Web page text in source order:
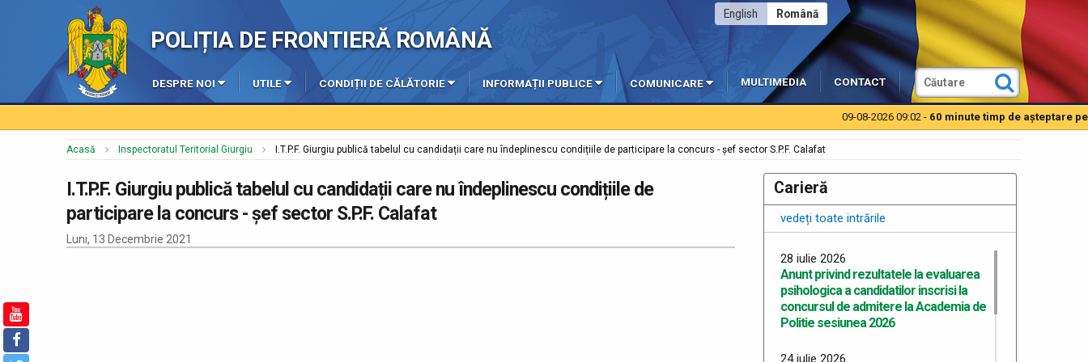
POLIȚIA DE FRONTIERĂ ROMÂNĂ
Română
English
DESPRE NOI UTILE CONDIȚII DE CĂLĂTORIE INFORMAȚII PUBLICE COMUNICARE MULTIMEDIA CONTACT
09-08-2026 09:02 -60 minute timp de aşteptare
Acasă Inspectoratul Teritorial Giurgiu I.T.P.F. Giurgiu publică tabelul cu candidații care nu îndeplinescu condițiile de participare la concurs - șef sector S.P.F. Calafat
I.T.P.F. Giurgiu publică tabelul cu candidații care nu îndeplinescu condițiile de
participare la concurs - șef sector S.P.F. Calafat
Luni, 13 Decembrie 2021
Carieră
vedeți toate intrările
28 iulie 2026
Anunt privind rezultatele la evaluarea
psihologica a candidatilor inscrisi la
concursul de admitere la Academia de
Politie sesiunea 2026
24 iulie 2026